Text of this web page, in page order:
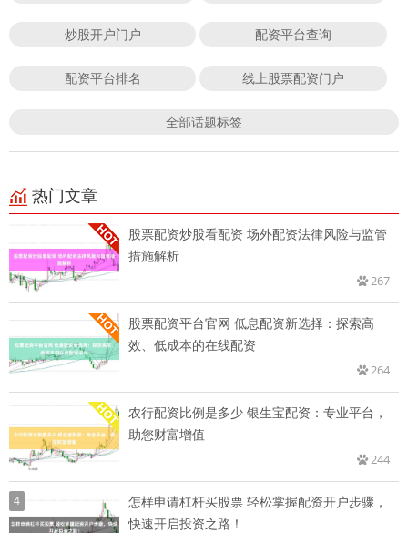
炒股开户门户 配资平台查询
配资平台排名 线上股票配资门户
全部话题标签
热门文章
股票配资炒股看配资 场外配资法律风险与监管
措施解析
267
股票配资平台官网 低息配资新选择：探索高
效、低成本的在线配资
264
农行配资比例是多少 银生宝配资：专业平台，
助您财富增值
244
4
怎样申请杠杆买股票 轻松掌握配资开户步骤，
快速开启投资之路！